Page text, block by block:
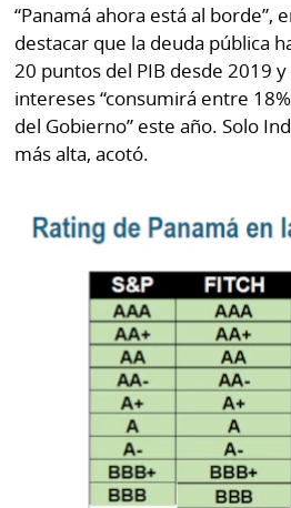
“Panamá ahora está al borde”,
destacar que la deuda pública
20 puntos del PIB desde 2019
intereses “consumirá entre
del Gobierno” este año. Solo
más alta, acotó.